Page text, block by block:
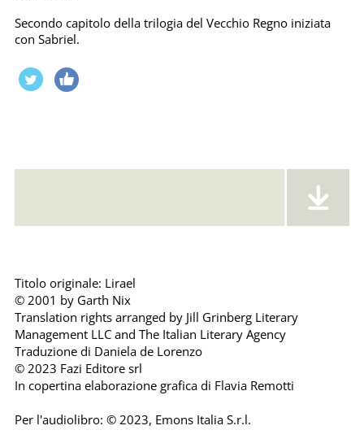
Secondo capitolo della trilogia del Vecchio Regno iniziata
con Sabriel.
Titolo originale: Lirael
© 2001 by Garth Nix
Translation rights arranged by Jill Grinberg Literary
Management LLC and The Italian Literary Agency
Traduzione di Daniela de Lorenzo
© 2023 Fazi Editore srl
In copertina elaborazione grafica di Flavia Remotti
Per l'audiolibro: © 2023, Emons Italia S.r.l.